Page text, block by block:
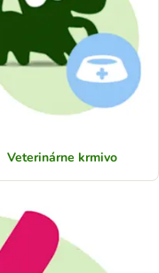
Veterinárne krmivo